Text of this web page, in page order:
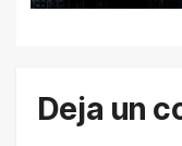
Deja un